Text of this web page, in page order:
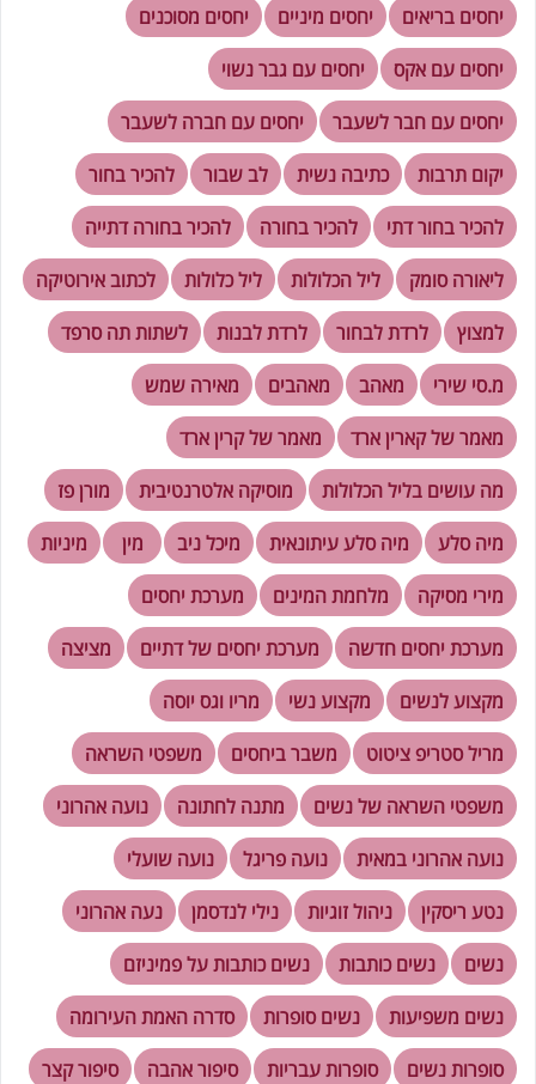
יחסים בריאים
יחסים מיניים
יחסים מסוכנים
יחסים עם אקס
יחסים עם גבר נשוי
יחסים עם חבר לשעבר
יחסים עם חברה לשעבר
יקום תרבות
כתיבה נשית לב שבור
להכיר בחור
להכיר בחור דתי
להכיר בחורה
להכיר בחורה דתייה
ליאורה סומק
ליל הכלולות ליל כלולות
לכתוב אירוטיקה
למצוץ
לרדת לבחור לרדת לבנות
לשתות תה סרפד
מ.סי שירי
מאהב מאהבים
מאירה שמש
מאמר של קארין ארד
מאמר של קרין ארד
מה עושים בליל הכלולות
מוסיקה אלטרנטיבית
מורן פז
מיה סלע
מיה סלע עיתונאית מיכל ניב מין
מיניות
מירי מסיקה
מלחמת המינים
מערכת יחסים
מערכת יחסים חדשה
מערכת יחסים של דתיים
מציצה
מקצוע לנשים
מקצוע נשי
מריו וגס יוסה
מריל סטריפ ציטוט
משבר ביחסים
משפטי השראה
משפטי השראה של נשים
מתנה לחתונה
נועה אהרוני
נועה אהרוני במאית
נועה פריגל
נועה שועלי
נטע ריסקין
ניהול זוגיות נילי לנדסמן
נעה אהרוני
נשים
נשים כותבות
נשים כותבות על פמיניזם
נשים משפיעות
נשים סופרות
סדרה האמת העירומה
סופרות נשים
סופרות עבריות סיפור אהבה
סיפור קצר